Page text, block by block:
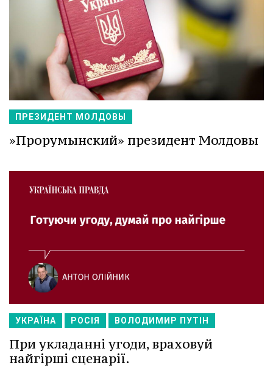
ПРЕЗИДЕНТ МОЛДОВЫ
»Прорумынский» президент Молдовы
УКРАЇНА РОСІЯ ВОЛОДИМИР ПУТІН
При укладанні угоди, враховуй
найгірші сценарії.